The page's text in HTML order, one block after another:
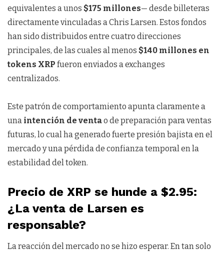
equivalentes a unos $175 millones— desde billeteras
directamente vinculadas a Chris Larsen. Estos fondos
han sido distribuidos entre cuatro direcciones
principales, de las cuales al menos $140 millones en
tokens XRP fueron enviados a exchanges
centralizados.
Este patrón de comportamiento apunta claramente a
una intención de ventao de preparación para ventas
futuras, lo cual ha generado fuerte presión bajista en el
mercado y una pérdida de confianza temporal en la
estabilidad del token.
Precio de XRP se hunde a $2.95:
¿La venta de Larsen es
responsable?
La reacción del mercado no se hizo esperar. En tan solo